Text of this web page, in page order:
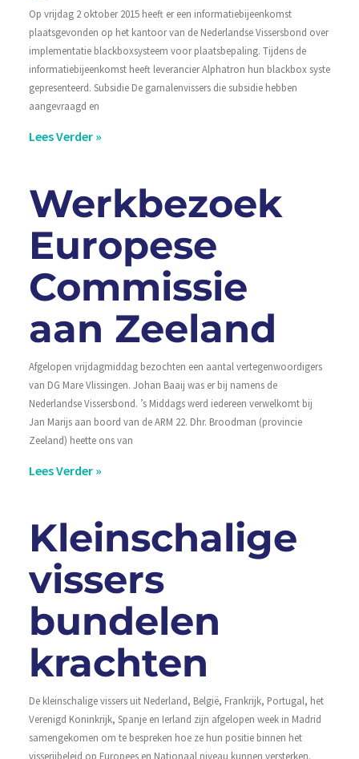
Op vrijdag 2 oktober 2015 heeft er een informatiebijeenkomst
plaatsgevonden op het kantoor van de Nederlandse Vissersbond over
implementatie blackboxsysteem voor plaatsbepaling. Tijdens de
informatiebijeenkomst heeft leverancier Alphatron hun blackbox systeem
gepresenteerd. Subsidie De garnalenvissers die subsidie hebben
aangevraagd en
Lees Verder »
Werkbezoek
Europese
Commissie
aan Zeeland
Afgelopen vrijdagmiddag bezochten een aantal vertegenwoordigers
van DG Mare Vlissingen. Johan Baaij was er bij namens de
Nederlandse Vissersbond. ’s Middags werd iedereen verwelkomt bij
Jan Marijs aan boord van de ARM 22. Dhr. Broodman (provincie
Zeeland) heette ons van
Lees Verder »
Kleinschalige
vissers
bundelen
krachten
De kleinschalige vissers uit Nederland, België, Frankrijk, Portugal, het
Verenigd Koninkrijk, Spanje en Ierland zijn afgelopen week in Madrid
samengekomen om te bespreken hoe ze hun positie binnen het
visserijbeleid op Europees en Nationaal niveau kunnen versterken.